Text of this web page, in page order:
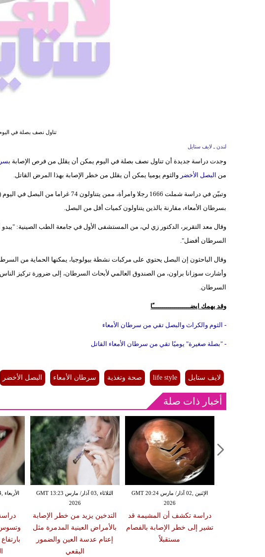
تناول نصف بصلة في
لندن ـ لايف ستايل
وجدت دراسة جديدة أن تناول نصف بصلة في اليوم يمكن أن يقلل من فرص الإصابة ب
من البصل الأخضر والثوم يوميا يمكن أن يقلل من خطر الإصابة بهذا المرض القاتل.
بسرطان الأمعاء، مقارنة بالذين يتناولون كميات أقل من البصل.
وقال معد التقرير، الدكتور زي لي، من المستشفى الأول في جامعة الطب الصينية: "يبدو
السرطان أفضل".
وقال الباحثون إن البصل يحتوي على مركبات نشطة بيولوجيا، يمكنها الحماية من
وأشارت سوزانا براون، من الصندوق العالمي لأبحاث السرطان، إلى ضرورة تركيز الناس
السرطان.
وقد يهمك ايضـــــــــــــــــــًا
- الثوم والكراث والبصل تقي من سرطان الأمعاء
- "بصلة صغيرة" يوميًا تقي من سرطان الأمعاء القاتل
لايف ستايل life style صحة وتغذية سرطان الأمعاء البصل الأخضر
أخبار ذات صلة
وتسوس
الثلاثاء ,03 آذار/ مارس GMT 13:23
2026
التدخين يزيد من خطر الإصابة
بالأمراض العينية المدمرة مثل
إعتام عدسة العين والضمور
البقعي
الإثنين ,02 آذار/ مارس GMT 20:24
2026
دراسة تكشف أن المشيمة قد
تشير إلى خطر الإصابة بالفصام
مستقبلاً